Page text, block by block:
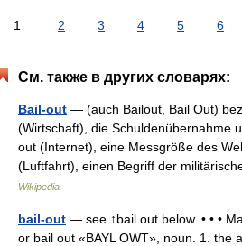
1 2 3 4 5 6
См. также в других словарях:
Bail-out — (auch Bailout, Bail Out)
(Wirtschaft), die Schuldenübernahme
out (Internet), eine Messgröße des
(Luftfahrt), einen Begriff der
Wikipedia
bail-out — see ↑bail out below. • • •
or bail out «BAYL OWT», noun. 1. the